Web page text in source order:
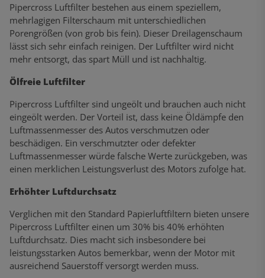
Pipercross Luftfilter bestehen aus einem speziellem,
mehrlagigen Filterschaum mit unterschiedlichen
Porengrößen (von grob bis fein). Dieser Dreilagenschaum
lässt sich sehr einfach reinigen. Der Luftfilter wird nicht
mehr entsorgt, das spart Müll und ist nachhaltig.
Ölfreie Luftfilter
Pipercross Luftfilter sind ungeölt und brauchen auch nicht
eingeölt werden. Der Vorteil ist, dass keine Öldämpfe den
Luftmassenmesser des Autos verschmutzen oder
beschädigen. Ein verschmutzter oder defekter
Luftmassenmesser würde falsche Werte zurückgeben, was
einen merklichen Leistungsverlust des Motors zufolge hat.
Erhöhter Luftdurchsatz
Verglichen mit den Standard Papierluftfiltern bieten unsere
Pipercross Luftfilter einen um 30% bis 40% erhöhten
Luftdurchsatz. Dies macht sich insbesondere bei
leistungsstarken Autos bemerkbar, wenn der Motor mit
ausreichend Sauerstoff versorgt werden muss.